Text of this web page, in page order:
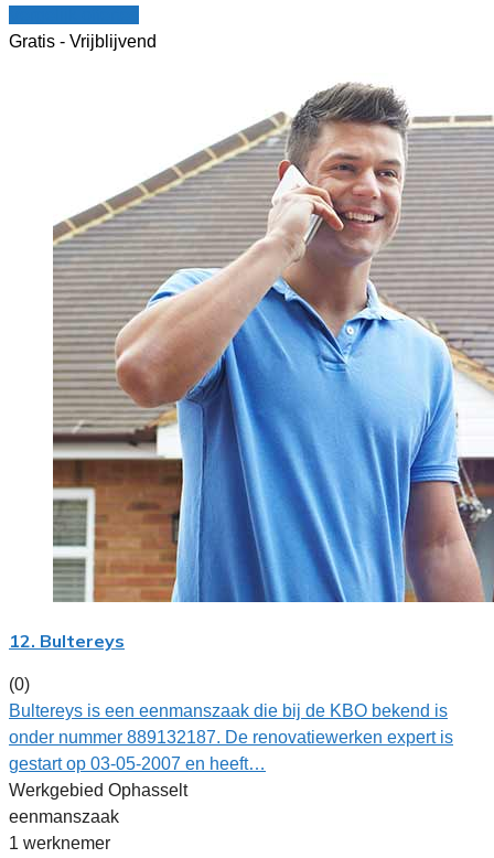
Gratis - Vrijblijvend
12. Bultereys
(0)
Bultereys is een eenmanszaak die bij de KBO bekend is
onder nummer 889132187. De renovatiewerken expert is
gestart op 03-05-2007 en heeft…
Werkgebied Ophasselt
eenmanszaak
1 werknemer